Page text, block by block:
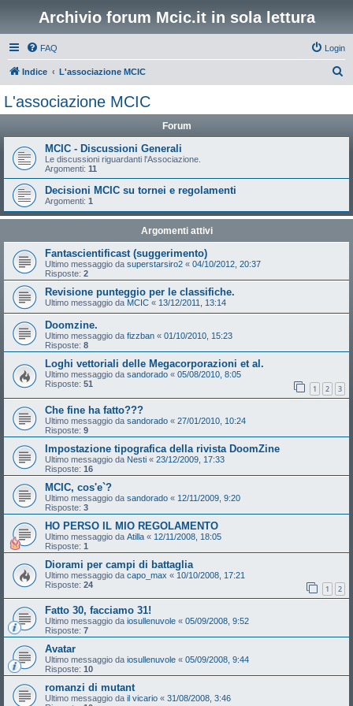
Archivio forum Mcic.it in sola lettura
FAQ Login
Indice L'associazione MCIC
L'associazione MCIC
Forum
MCIC - Discussioni Generali
Le discussioni riguardanti l'Associazione.
Argomenti: 11
Decisioni MCIC su tornei e regolamenti
Argomenti: 1
Argomenti attivi
Fantascientificast (suggerimento)
Ultimo messaggio da superstarsiro2 « 04/10/2012, 20:37
Risposte: 2
Revisione punteggio per le classifiche.
Ultimo messaggio da MCIC « 13/12/2011, 13:14
Doomzine.
Ultimo messaggio da fizzban « 01/10/2010, 15:23
Risposte: 8
Loghi vettoriali delle Megacorporazioni et al.
Ultimo messaggio da sandorado « 05/08/2010, 8:05
Risposte: 51 1 2 3
Che fine ha fatto???
Ultimo messaggio da sandorado « 27/01/2010, 10:24
Risposte: 9
Impostazione tipografica della rivista DoomZine
Ultimo messaggio da Nesti « 23/12/2009, 17:33
Risposte: 16
MCIC, cos'e`?
Ultimo messaggio da sandorado « 12/11/2009, 9:20
Risposte: 3
HO PERSO IL MIO REGOLAMENTO
Ultimo messaggio da Atilla « 12/11/2008, 18:05
Risposte: 1
Diorami per campi di battaglia
Ultimo messaggio da capo_max « 10/10/2008, 17:21
Risposte: 24 1 2
Fatto 30, facciamo 31!
Ultimo messaggio da iosullenuvole « 05/09/2008, 9:52
Risposte: 7
Avatar
Ultimo messaggio da iosullenuvole « 05/09/2008, 9:44
Risposte: 10
romanzi di mutant
Ultimo messaggio da il vicario « 31/08/2008, 3:46